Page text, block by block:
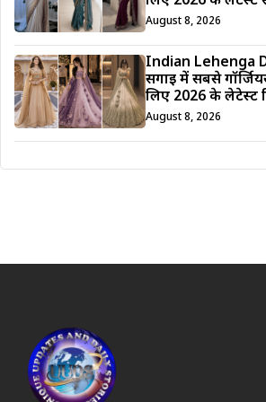
August 8, 2026
Indian Lehenga
सगाई में सबसे
लिए 2026 के लेटेस्ट
August 8, 2026